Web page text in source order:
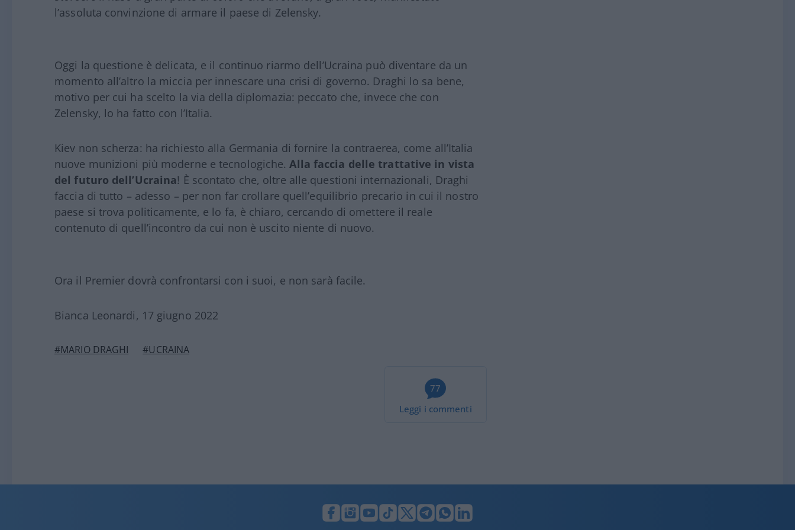
l’assoluta convinzione di armare il paese di Zelensky.
Oggi la questione è delicata, e il continuo riarmo dell’Ucraina può diventare da un
momento all’altro la miccia per innescare una crisi di governo. Draghi lo sa bene,
motivo per cui ha scelto la via della diplomazia: peccato che, invece che con
Zelensky, lo ha fatto con l’Italia.
Kiev non scherza: ha richiesto alla Germania di fornire la contraerea, come all’Italia
nuove munizioni più moderne e tecnologiche.Alla faccia delle trattative in vista
del futuro dell’Ucraina! È scontato che, oltre alle questioni internazionali, Draghi
faccia di tutto – adesso – per non far crollare quell’equilibrio precario in cui il nostro
paese si trova politicamente, e lo fa, è chiaro, cercando di omettere il reale
contenuto di quell’incontro da cui non è uscito niente di nuovo.
Ora il Premier dovrà confrontarsi con i suoi, e non sarà facile.
Bianca Leonardi, 17 giugno 2022
#MARIO DRAGHI #UCRAINA
77
Leggi i commenti